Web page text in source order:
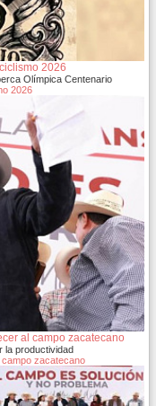
2026
Olímpica Centenario
2026
al campo zacatecano
la productividad
zacatecano